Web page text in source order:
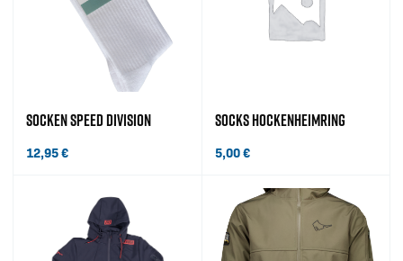
SOCKEN SPEED DIVISION
12,95€
SOCKS HOCKENHEIMRING
5,00€